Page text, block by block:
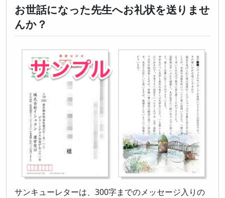
お世話になった先生へお礼状を送りませ
んか？
サンキューレターは、300字までのメッセージ入りの